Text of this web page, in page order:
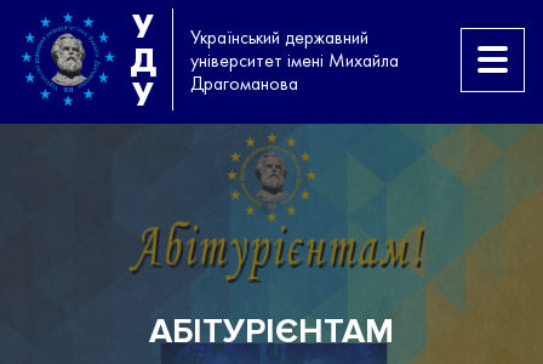
У
Д
У
Український державний
університет імені Михайла
Драгоманова
АБІТУРІЄНТАМ